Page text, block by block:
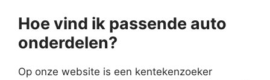
Hoe vind ik passende auto
onderdelen?
Op onze website is een kentekenzoeker